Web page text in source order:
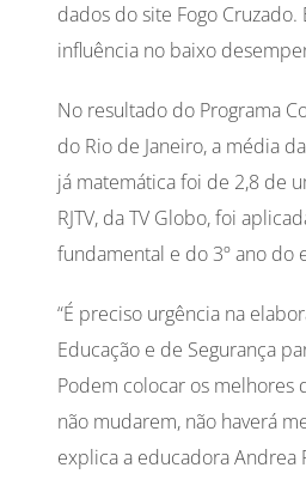
dados do site Fogo
influência no baixo
No resultado do Programa
do Rio de Janeiro, a média
já matemática foi de 2,8 de
RJTV, da TV Globo, foi
fundamental e do 3º ano do
“É preciso urgência na
Educação e de Segurança
Podem colocar os melhores
não mudarem, não haverá
explica a educadora Andrea